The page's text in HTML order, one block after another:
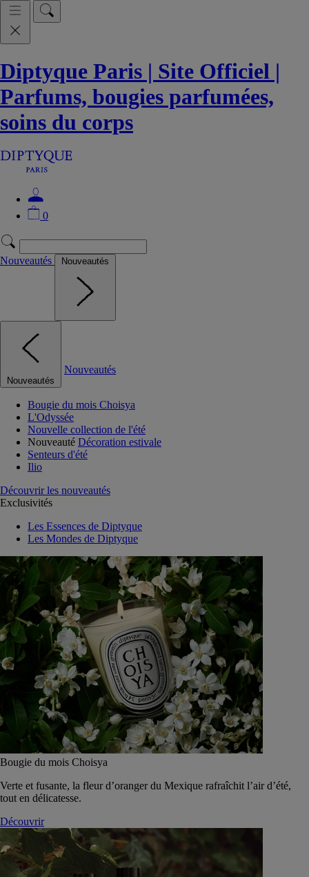
Diptyque Paris | Site Officiel |
Parfums, bougies parfumées,
soins du corps
0
Nouveautés Nouveautés
Nouveautés
Nouveautés
Bougie du mois Choisya
L'Odyssée
Nouvelle collection de l'été
Nouveauté Décoration estivale
Senteurs d'été
Ilio
Découvrir les nouveautés
Exclusivités
Les Essences de Diptyque
Les Mondes de Diptyque
Bougie du mois Choisya
Verte et fusante, la fleur d’oranger du Mexique rafraîchit l’air d’été,
tout en délicatesse.
Découvrir